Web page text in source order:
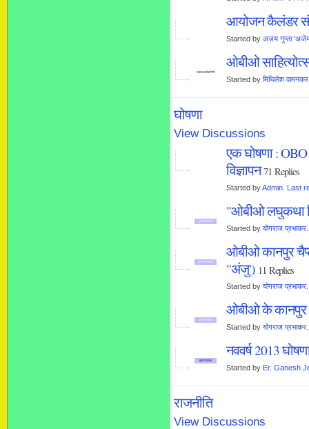
आयोजन कैलंडर
Started by अजय गुप्ता
सदस्य कार्यकारिणी
ओबीओ
Started by मिथिलेश वामनकर
घोषणा
View Discussions
एक घोषणा :
विज्ञापन 71 Replies
Started byAdmin Last
प्रधान संपादक
"ओबीओ लघुकथा
Started by योगराज प्रभाकर
प्रधान संपादक
ओबीओ कानपुर
"अंजु') 11 Replies
Started by योगराज प्रभाकर
प्रधान संपादक
ओबीओ के कानपुर
Started by योगराज प्रभाकर
मुख्य प्रबंधक
नववर्ष 2013
Started by Er. Ganesh
राजनीति
View Discussions